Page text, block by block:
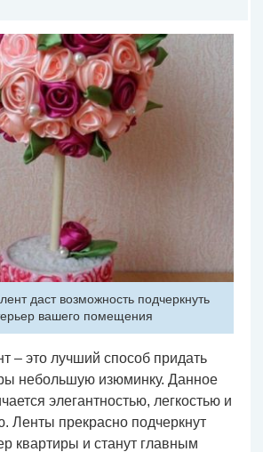
даст возможность подчеркнуть
вашего помещения
– это лучший способ придать
небольшую изюминку. Данное
элегантностью, легкостью и
Ленты прекрасно подчеркнут
квартиры и станут главным